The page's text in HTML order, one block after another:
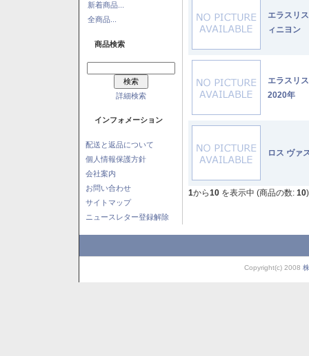
新着商品...
全商品...
商品検索
詳細検索
インフォメーション
配送と返品について
個人情報保護方針
会社案内
お問い合わせ
サイトマップ
ニュースレター登録解除
エラスリ
ィニヨン
エラスリ
2020年
ロス ヴァ
1から10 を表示中 (商品の数: 10)
Copyright(c) 2008